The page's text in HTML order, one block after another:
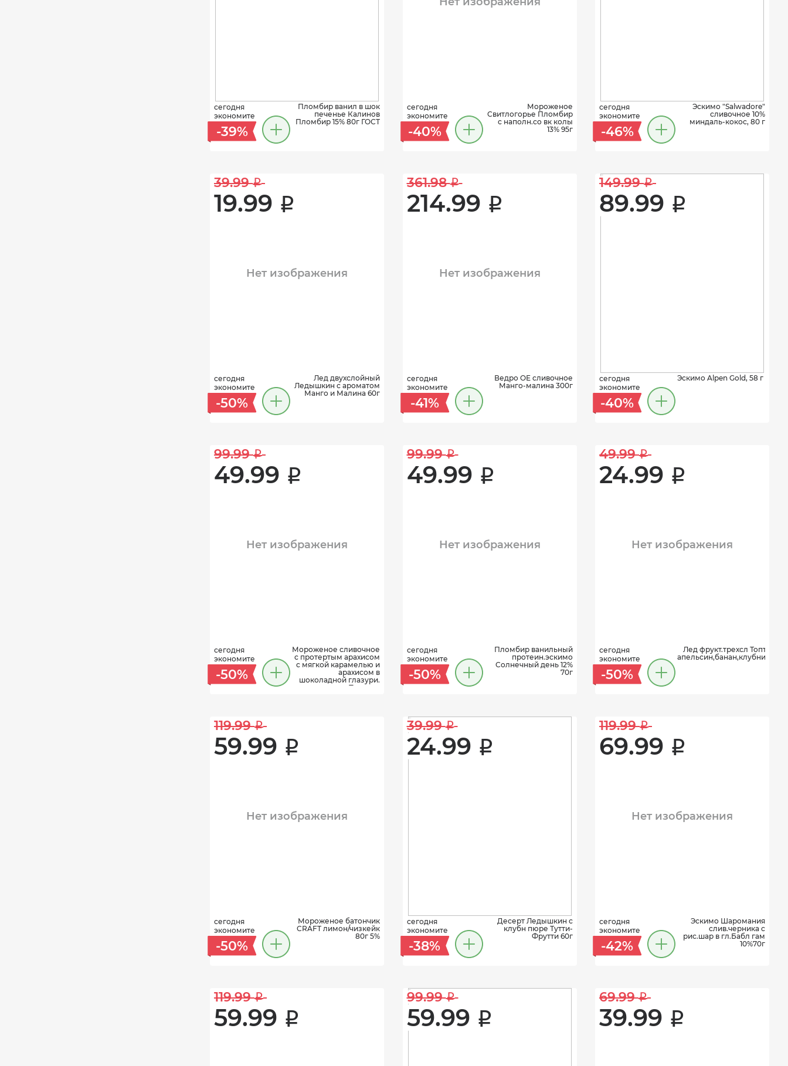
сегодня
экономите
-39%
Пломбир ванил в шок
печенье Калинов
Пломбир 15% 80г ГОСТ
сегодня
экономите
-40%
Мороженое
Свитлогорье Пломбир
с наполн.со вк колы
13% 95г
сегодня
экономите
-46%
Эскимо "Salwadore"
сливочное 10%
миндаль-кокос, 80 г
39.99 i
19.99 i
Нет изображения
сегодня
экономите
-50%
Лед двухслойный
Ледышкин с ароматом
Манго и Малина 60г
361.98 i
214.99 i
Нет изображения
сегодня
экономите
-41%
Ведро ОЕ сливочное
Манго-малина 300г
149.99 i
89.99 i
сегодня
экономите
-40%
Эскимо Alpen Gold, 58 г
99.99 i
49.99 i
Нет изображения
сегодня
экономите
-50%
Мороженое сливочное
с протертым арахисом
с мягкой карамелью и
арахисом в
шоколадной глазури.
Петрохо
99.99 i
49.99 i
Нет изображения
сегодня
экономите
-50%
Пломбир ванильный
протеин.эскимо
Солнечный день 12%
70г
49.99 i
24.99 i
Нет изображения
сегодня
экономите
-50%
Лед фрукт.трехсл Топтыжка
апельсин,банан,клубника50г
119.99 i
59.99 i
Нет изображения
сегодня
экономите
-50%
Мороженое батончик
CRAFT лимон/чизкейк
80г 5%
39.99 i
24.99 i
сегодня
экономите
-38%
Десерт Ледышкин с
клубн пюре Тутти-
Фрутти 60г
119.99 i
69.99 i
Нет изображения
сегодня
экономите
-42%
Эскимо Шаромания
слив.черника с
рис.шар в гл.Бабл гам
10%70г
119.99 i
59.99 i
99.99 i
59.99 i
69.99 i
39.99 i